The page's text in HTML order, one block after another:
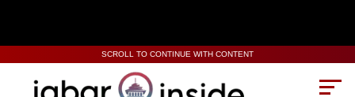
SCROLL TO CONTINUE WITH CONTENT